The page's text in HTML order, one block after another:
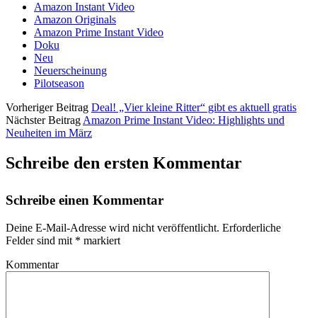
Amazon Instant Video
Amazon Originals
Amazon Prime Instant Video
Doku
Neu
Neuerscheinung
Pilotseason
Vorheriger Beitrag Deal! „Vier kleine Ritter“ gibt es aktuell gratis
Nächster BeitragAmazon Prime Instant Video: Highlights und
Neuheiten im März
Schreibe den ersten Kommentar
Schreibe einen Kommentar
Deine E-Mail-Adresse wird nicht veröffentlicht. Erforderliche
Felder sind mit * markiert
Kommentar